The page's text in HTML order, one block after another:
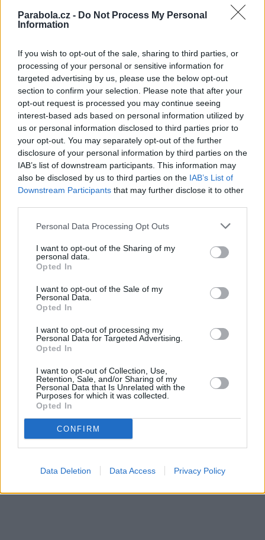
Parabola.cz - Do Not Process My Personal
Information
If you wish to opt-out of the sale, sharing to third parties, or
processing of your personal or sensitive information for
targeted advertising by us, please use the below opt-out
section to confirm your selection. Please note that after your
opt-out request is processed you may continue seeing
interest-based ads based on personal information utilized by
us or personal information disclosed to third parties prior to
your opt-out. You may separately opt-out of the further
disclosure of your personal information by third parties on the
IAB’s list of downstream participants. This information may
also be disclosed by us to third parties on the IAB’s List of
Downstream Participants that may further disclose it to other
Personal Data Processing Opt Outs
I want to opt-out of the Sharing of my
personal data.
Opted In
I want to opt-out of the Sale of my
Personal Data.
Opted In
I want to opt-out of processing my
Personal Data for Targeted Advertising.
Opted In
I want to opt-out of Collection, Use,
Retention, Sale, and/or Sharing of my
Personal Data that Is Unrelated with the
Purposes for which it was collected.
Opted In
CONFIRM
Data Deletion Data Access Privacy Policy
CNN Prima News startuje kampaň. Buďte u toho!
Přední ukrajinské programy zakódovány. Co je potřeba vědět
programy
Reklama
Pracovní nabídky
Zámečník / Mechanik (Praha - východ)
05.08.2026 -
Měřící technik - elektro (Okres Prachatice)
05.08.2026 - Manažer/ka pro mezinárodní spolupráci (Suchdol, Praha)
05.08.2026 -Technik kontroly (Plzeň - sever)
05.08.2026 -Cyber Security Consultant (Nusle, Praha)
... další nabídky zaměstnání
Vybrané články
Kdy a kde bude Prima sport k
naladění na Skylinku
Prima sport - co nabídne v prvním
vysílacím týdnu
Parabola.cz- web o satelitní, terestrické a kabelové televizi, ©
O webu parabola.cz• O souborech cookies• Inzerce
Kontakt
Dovolená u moře •Bazény